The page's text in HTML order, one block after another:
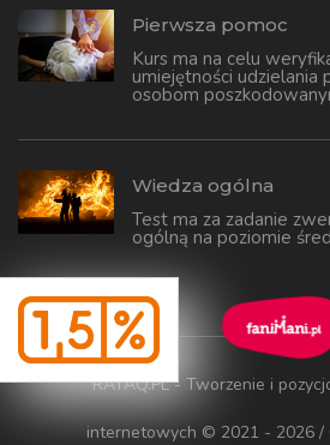
Pierwsza pomoc
Kurs ma na celu
umiejętności udzielania
osobom
Wiedza ogólna
Test ma za zadanie
ogólną na poziomie
RATAQ.PL - Tworzenie i
internetowych © 2021 - 2026 /